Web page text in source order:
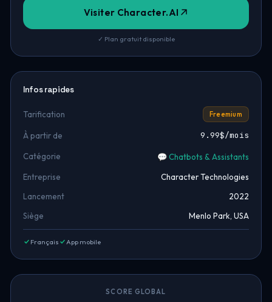
Visiter Character.AI
✓ Plan gratuit disponible
Infos rapides
Tarification Freemium
À partir de 9.99$/mois
Catégorie 💬 Chatbots & Assistants
Entreprise
Character Technologies
Lancement
2022
Siège
Menlo Park, USA
Français App mobile
SCORE GLOBAL